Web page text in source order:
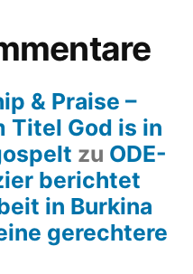
& Praise –
Titel God is in
zu ODE-
berichtet
in Burkina
gerechtere